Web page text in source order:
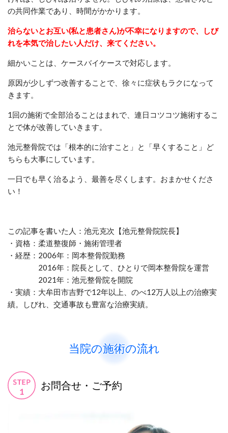
の共同作業であり、時間がかかります。
治らないとお互い(私と患者さん)が不幸になりますので、しび
れを本気で治したい人だけ、来てください。
細かいことは、ケースバイケースで対応します。
原因が少しずつ改善することで、徐々に症状もラクになって
きます。
1回の施術で全部治ることはまれで、連日コツコツ施術するこ
とで体が改善していきます。
池元整骨院では「根本的に治すこと」と「早くすること」ど
ちらも大事にしています。
一日でも早く治るよう、最善を尽くします。おまかせくださ
い！
この記事を書いた人：池元克次【池元整骨院院長】
・資格：柔道整復師・施術管理者
・経歴：2006年：岡本整骨院勤務
2016年：院長として、ひとりで岡本整骨院を運営
2021年：池元整骨院を開院
・実績：大牟田市吉野で12年以上、のべ12万人以上の治療実
績。しびれ、交通事故も豊富な治療実績。
当院の施術の流れ
お問合せ・ご予約